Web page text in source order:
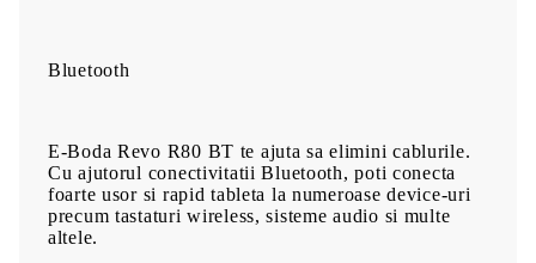
Bluetooth
E-Boda Revo R80 BT te ajuta sa elimini cablurile.
Cu ajutorul conectivitatii Bluetooth, poti conecta
foarte usor si rapid tableta la numeroase device-uri
precum tastaturi wireless, sisteme audio si multe
altele.